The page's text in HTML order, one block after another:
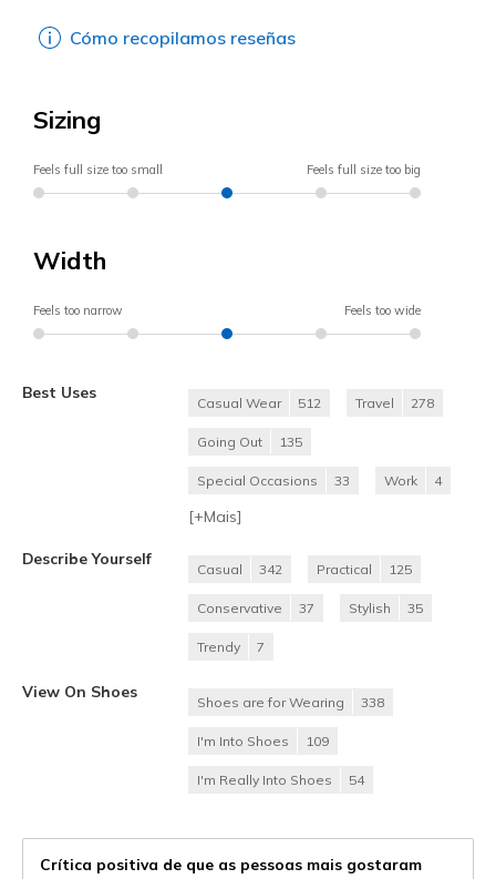
Cómo recopilamos reseñas
Sizing
Feels full size too small Feels full size too big
Width
Feels too narrow Feels too wide
Best Uses
Casual Wear 512 Travel 278
Going Out 135
Special Occasions 33 Work 4
[+Mais]
Describe Yourself
Casual 342 Practical 125
Conservative 37 Stylish 35
Trendy 7
View On Shoes
Shoes are for Wearing 338
I'm Into Shoes 109
I'm Really Into Shoes 54
Crítica positiva de que as pessoas mais gostaram